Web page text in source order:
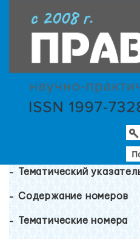
Тематический
Содержание номеров
Тематические номера